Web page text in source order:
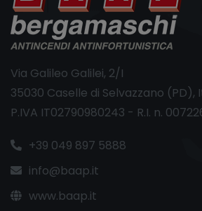
Via Galileo Galilei, 2/I
35030 Caselle di Selvazzano (PD),
P.IVA IT02790980243 - R.I. n.
+39 049 897 5888
info@baap.it
www.baap.it